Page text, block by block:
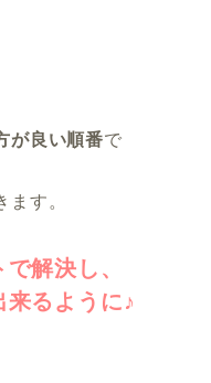
が良い順番で
す。
解決し、
るように♪